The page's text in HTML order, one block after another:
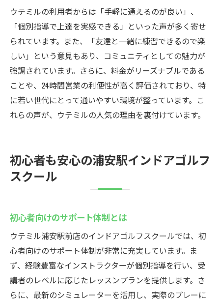
ウテミルの利用者からは「手軽に通えるのが良い」、
「個別指導で上達を実感できる」といった声が多く寄せ
られています。また、「友達と一緒に練習できるので楽
しい」という意見もあり、コミュニティとしての魅力が
強調されています。さらに、料金がリーズナブルである
ことや、24時間営業の利便性が高く評価されており、特
に若い世代にとって通いやすい環境が整っています。こ
れらの声が、ウテミルの人気の理由を裏付けています。
初心者も安心の浦安駅インドアゴルフ
スクール
初心者向けのサポート体制とは
ウテミル浦安駅前店のインドアゴルフスクールでは、初
心者向けのサポート体制が非常に充実しています。ま
ず、経験豊富なインストラクターが個別指導を行い、受
講者のレベルに応じたレッスンプランを提供します。さ
らに、最新のシミュレーターを活用し、実際のプレーに